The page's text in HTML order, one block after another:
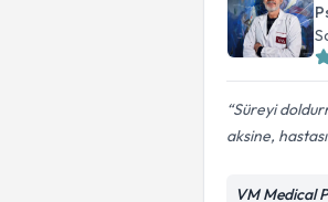
Süreyi
aksine,
VM Medical